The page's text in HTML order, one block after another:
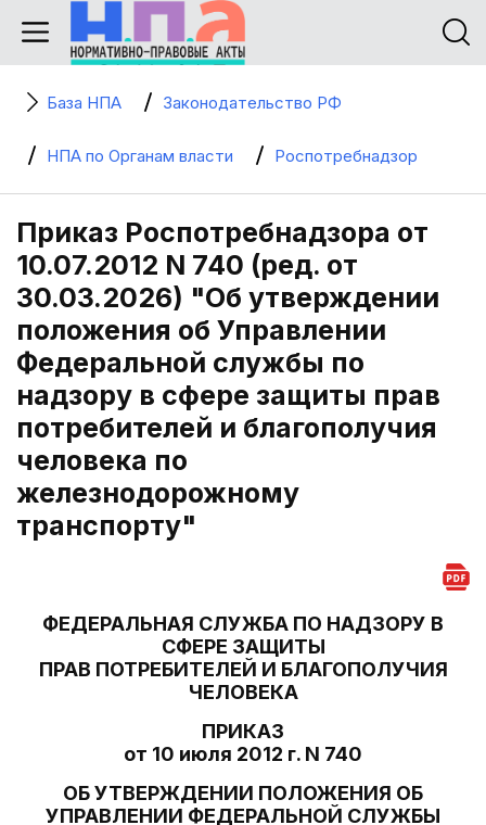
База НПА Законодательство РФ
НПА по Органам власти Роспотребнадзор
Приказ Роспотребнадзора от
10.07.2012 N 740 (ред. от
30.03.2026) "Об утверждении
положения об Управлении
Федеральной службы по
надзору в сфере защиты прав
потребителей и благополучия
человека по
железнодорожному
транспорту"
ФЕДЕРАЛЬНАЯ СЛУЖБА ПО НАДЗОРУ В
СФЕРЕ ЗАЩИТЫ
ПРАВ ПОТРЕБИТЕЛЕЙ И БЛАГОПОЛУЧИЯ
ЧЕЛОВЕКА
ПРИКАЗ
от 10 июля 2012 г. N 740
ОБ УТВЕРЖДЕНИИ ПОЛОЖЕНИЯ ОБ
УПРАВЛЕНИИ ФЕДЕРАЛЬНОЙ СЛУЖБЫ